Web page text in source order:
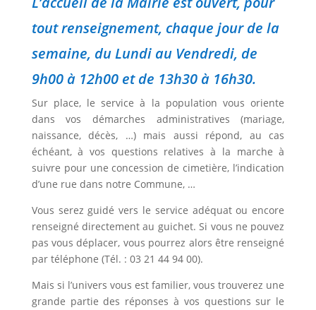
tout renseignement, chaque jour de la
semaine, du Lundi au Vendredi, de
9h00 à 12h00 et de 13h30 à 16h30.
Sur place, le service à la population vous oriente
dans vos démarches administratives (mariage,
naissance, décès, …) mais aussi répond, au cas
échéant, à vos questions relatives à la marche à
suivre pour une concession de cimetière, l’indication
d’une rue dans notre Commune, …
Vous serez guidé vers le service adéquat ou encore
renseigné directement au guichet. Si vous ne pouvez
pas vous déplacer, vous pourrez alors être renseigné
par téléphone (Tél. : 03 21 44 94 00).
Mais si l’univers vous est familier, vous trouverez une
grande partie des réponses à vos questions sur le